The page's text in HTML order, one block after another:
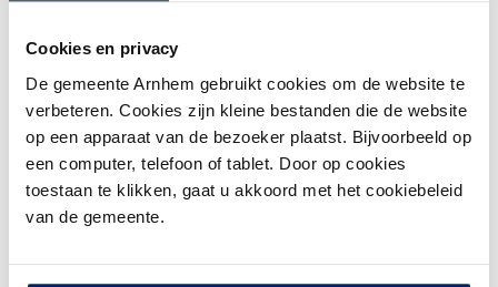
Cookies en privacy
De gemeente Arnhem gebruikt cookies om de website te
verbeteren. Cookies zijn kleine bestanden die de website
op een apparaat van de bezoeker plaatst. Bijvoorbeeld op
een computer, telefoon of tablet. Door op cookies
toestaan te klikken, gaat u akkoord met het cookiebeleid
van de gemeente.
woonoverlast aanpakken via de Wet aanpak
Woonoverlast. Hiermee kan de burgemeester een
specifieke gedragsaanwijzing met een dwangsom
opleggen aan de veroorzaker.
Woonoverlast melden